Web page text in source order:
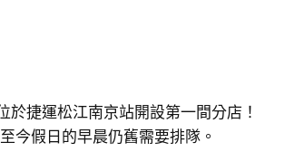
於捷運松江南京站開設第一間分店！
今假日的早晨仍舊需要排隊。